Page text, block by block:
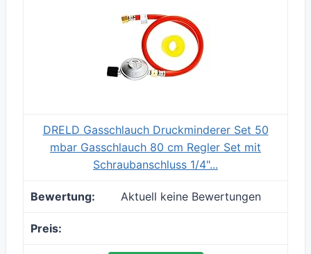
DRELD Gasschlauch Druckminderer Set 50
mbar Gasschlauch 80 cm Regler Set mit
Schraubanschluss 1/4"...
Aktuell keine Bewertungen